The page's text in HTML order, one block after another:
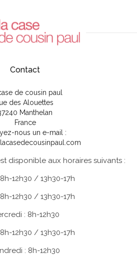
Contact
de cousin paul
des Alouettes
Manthelan
France
nous un e-mail :
disponible aux horaires suivants :
12h30 / 13h30-17h
12h30 / 13h30-17h
: 8h-12h30
12h30 / 13h30-17h
: 8h-12h30